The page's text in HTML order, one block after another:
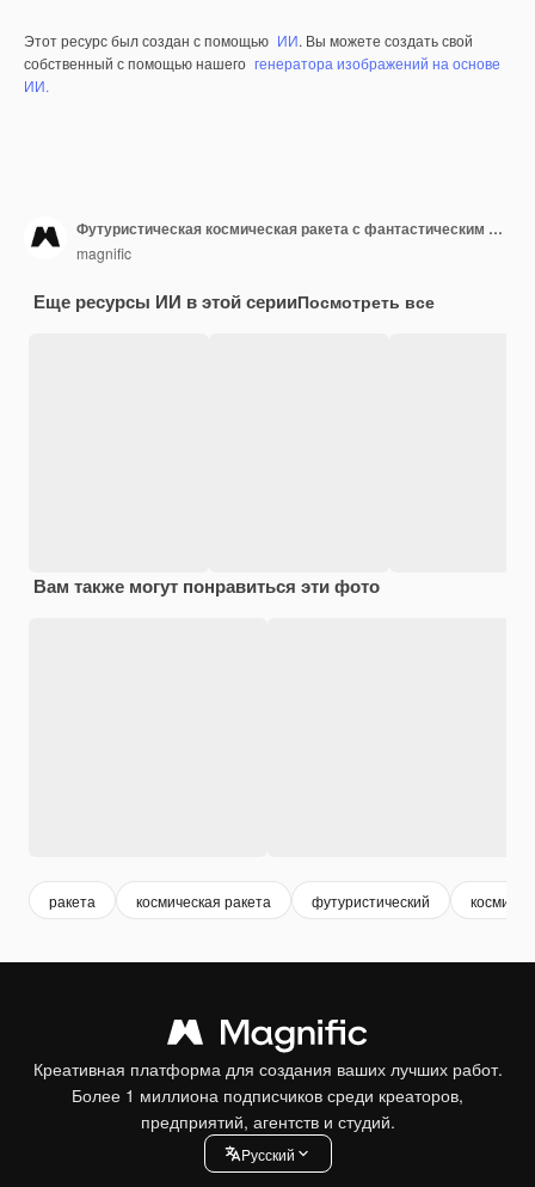
Этот ресурс был создан с помощью ИИ. Вы можете создать свой
собственный с помощью нашего генератора изображений на основе
ИИ.
Футуристическая космическая ракета с фантастическим дизайном
magnific
Еще ресурсы ИИ в этой серииПосмотреть все
Вам также могут понравиться эти фото
ракета космическая ракета футуристический
Креативная платформа для создания ваших лучших работ.
Более 1 миллиона подписчиков среди креаторов,
предприятий, агентств и студий.
Pусский